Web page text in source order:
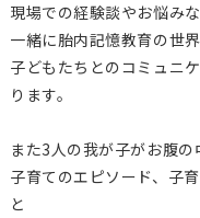
現場での経験談やお悩み
一緒に胎内記憶教育の世
子どもたちとのコミュニ
ります。
また3人の我が子がお腹
子育てのエピソード、子
と